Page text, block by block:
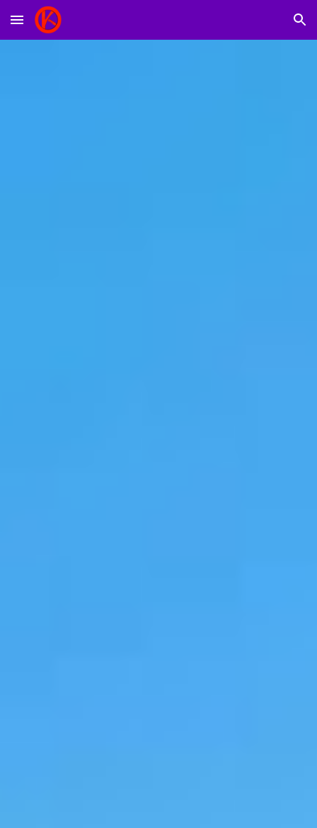
Skip to main content Skip to navigation